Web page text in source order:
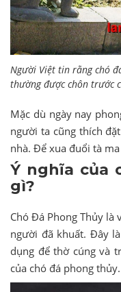
Người Việt tin rằng chó
thường được chôn trước
Mặc dù ngày nay
người ta cũng thích
nhà. Để xua đuổi tà
Ý nghĩa của
gì?
Chó Đá Phong Thủy là
người đã khuất. Đây
dụng để thờ cúng và
của chó đá phong thủy.